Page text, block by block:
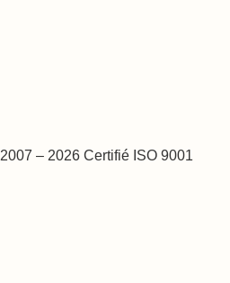
2007 – 2026 Certifié ISO 9001